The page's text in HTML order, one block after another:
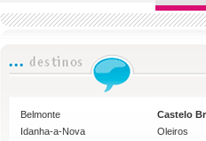
Belmonte Castelo
Idanha-a-Nova
Oleiros